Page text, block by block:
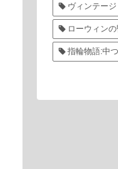
ヴィンテージ
ローウィンの
指輪物語:中